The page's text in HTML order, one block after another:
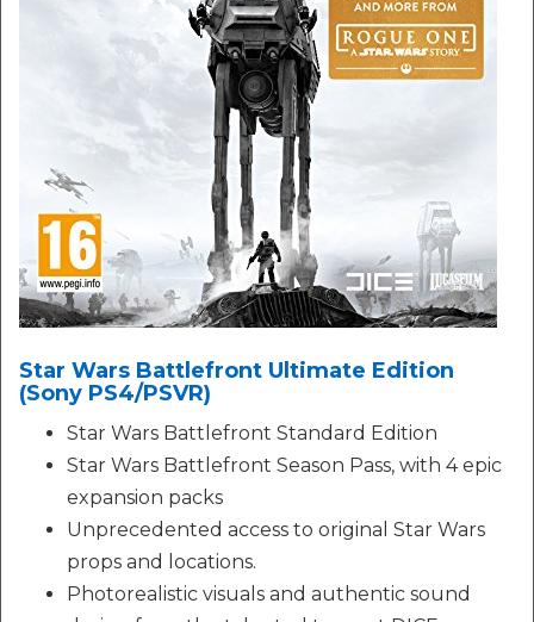
Star Wars Battlefront Ultimate Edition
(Sony PS4/PSVR)
Star Wars Battlefront Standard Edition
Star Wars Battlefront Season Pass, with 4 epic
expansion packs
Unprecedented access to original Star Wars
props and locations.
Photorealistic visuals and authentic sound